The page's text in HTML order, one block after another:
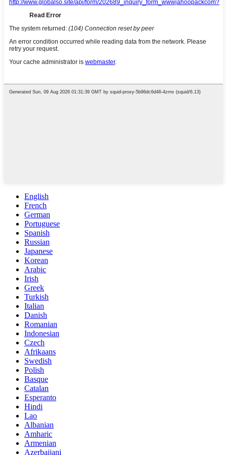
English
French
German
Portuguese
Spanish
Russian
Japanese
Korean
Arabic
Irish
Greek
Turkish
Italian
Danish
Romanian
Indonesian
Czech
Afrikaans
Swedish
Polish
Basque
Catalan
Esperanto
Hindi
Lao
Albanian
Amharic
Armenian
Azerbaijani